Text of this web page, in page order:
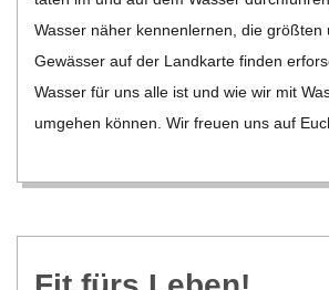
G
O
L
D
Was­ser näher ken­nen­ler­nen, die größ­ten
Gewäs­ser auf der Land­karte fin­den
Was­ser für uns alle ist und wie wir mit
umge­hen kön­nen. Wir freuen uns auf